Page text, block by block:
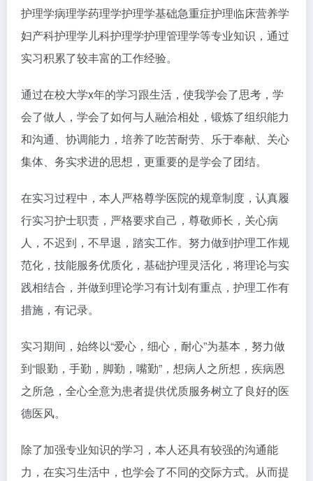
护理学病理学药理学护理学基础急重症护理临床营养学
妇产科护理学儿科护理学护理管理学等专业知识，通过
实习积累了较丰富的工作经验。
通过在校大学x年的学习跟生活，使我学会了思考，学
会了做人，学会了如何与人融洽相处，锻炼了组织能力
和沟通、协调能力，培养了吃苦耐劳、乐于奉献、关心
集体、务实求进的思想，更重要的是学会了团结。
在实习过程中，本人严格尊学医院的规章制度，认真履
行实习护士职责，严格要求自己，尊敬师长，关心病
人，不迟到，不早退，踏实工作。努力做到护理工作规
范化，技能服务优质化，基础护理灵活化，将理论与实
践相结合，并做到理论学习有计划有重点，护理工作有
措施，有记录。
实习期间，始终以“爱心，细心，耐心”为基本，努力做
到“眼勤，手勤，脚勤，嘴勤”，想病人之所想，疾病恩
之所急，全心全意为患者提供优质服务树立了良好的医
德医风。
除了加强专业知识的学习，本人还具有较强的沟通能
力，在实习生活中，也学会了不同的交际方式。从而提